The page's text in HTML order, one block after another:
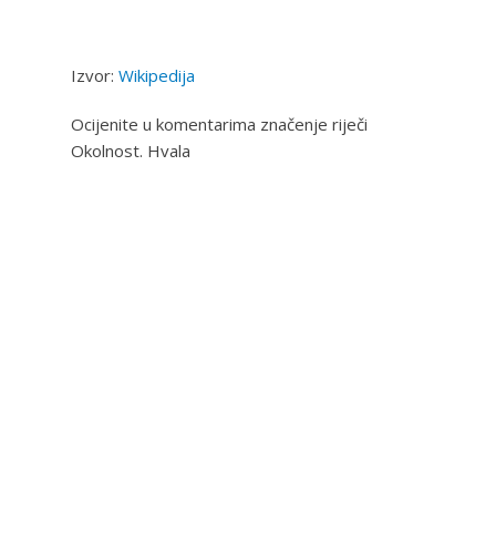
Izvor: Wikipedija
Ocijenite u komentarima značenje riječi
Okolnost. Hvala